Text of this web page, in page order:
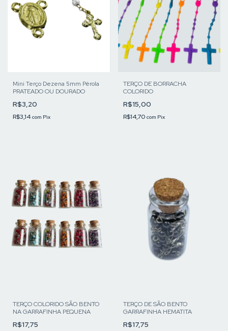
Mini Terço Dezena 5mm Pérola
PRATEADO OU DOURADO
R$3,20
R$3,14 com Pix
TERÇO DE BORRACHA
COLORIDO
R$15,00
R$14,70 com Pix
TERÇO COLORIDO SÃO BENTO
NA GARRAFINHA PEQUENA
R$17,75
TERÇO DE SÃO BENTO
GARRAFINHA HEMATITA
R$17,75